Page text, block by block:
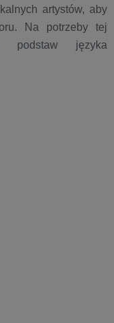
artystów, aby
Na potrzeby tej
podstaw języka